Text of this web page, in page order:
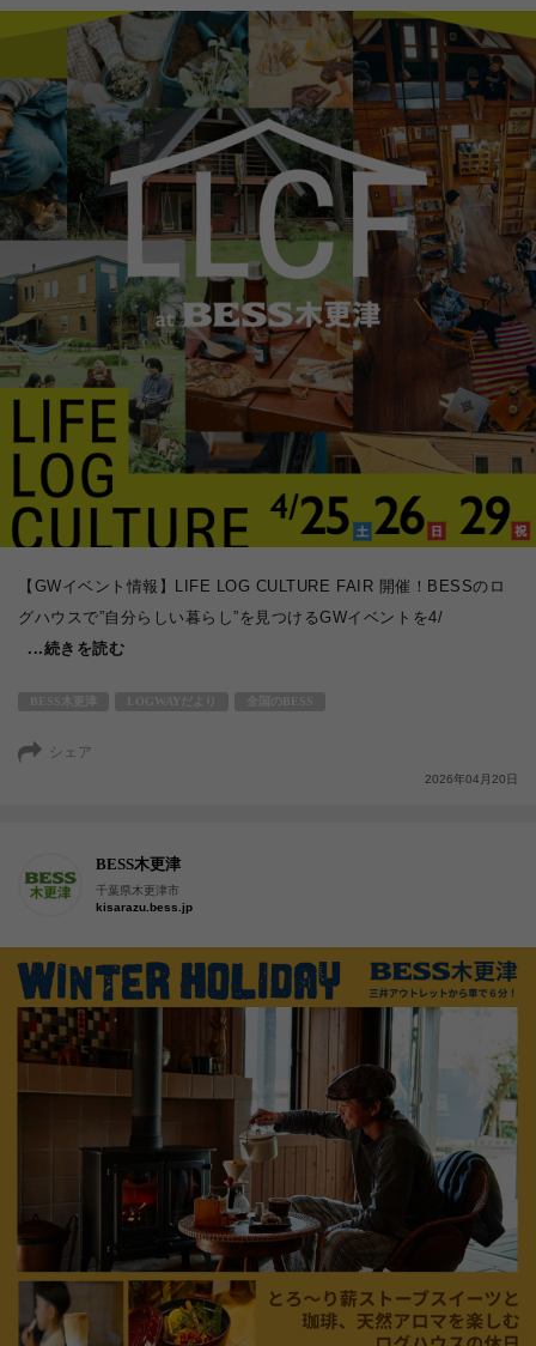
【GWイベント情報】LIFE LOG CULTURE FAIR 開催！BESSのロ
グハウスで”自分らしい暮らし”を見つけるGWイベントを4/
...続きを読む
シェア
2026年04月20日
BESS木更津
千葉県木更津市
kisarazu.bess.jp